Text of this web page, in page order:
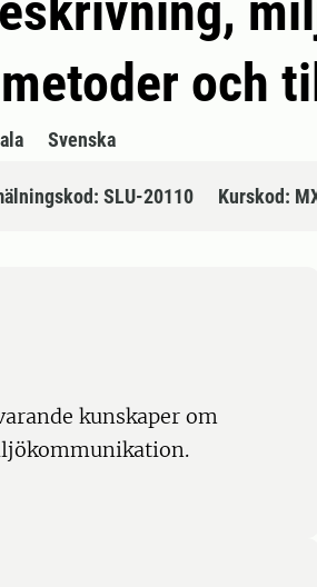
och
Svenska
SLU-20110 Kurskod:
kunskaper om